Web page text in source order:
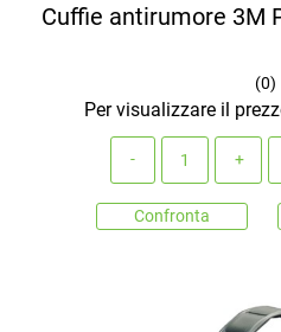
Cuffie antirumore 3M
(0)
Per visualizzare il
Confronta